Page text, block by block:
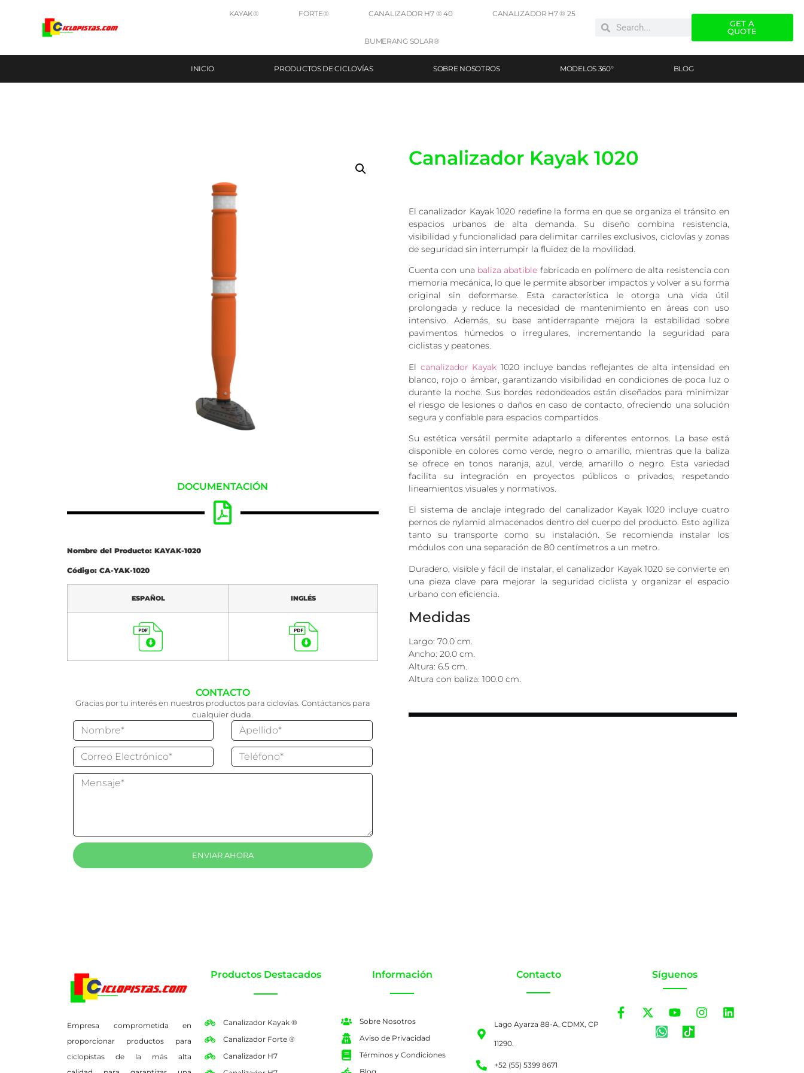
KAYAK® FORTE® CANALIZADOR H7 ® 40 CANALIZADOR H7 ® 25
BUMERANG SOLAR®
GET A
QUOTE
INICIO PRODUCTOS DE CICLOVÍAS SOBRE NOSOTROS MODELOS 360° BLOG
DOCUMENTACIÓN
Nombre del Producto: KAYAK-1020
Código: CA-YAK-1020
ESPAÑOL INGLÉS
CONTACTO
Gracias por tu interés en nuestros productos para ciclovías. Contáctanos para
cualquier duda.
ENVIAR AHORA
Canalizador Kayak 1020
El canalizador Kayak 1020 redefine la forma en que se organiza el tránsito en
espacios urbanos de alta demanda. Su diseño combina resistencia,
visibilidad y funcionalidad para delimitar carriles exclusivos, ciclovías y zonas
de seguridad sin interrumpir la fluidez de la movilidad.
Cuenta con una baliza abatible fabricada en polímero de alta resistencia con
memoria mecánica, lo que le permite absorber impactos y volver a su forma
original sin deformarse. Esta característica le otorga una vida útil
prolongada y reduce la necesidad de mantenimiento en áreas con uso
intensivo. Además, su base antiderrapante mejora la estabilidad sobre
pavimentos húmedos o irregulares, incrementando la seguridad para
ciclistas y peatones.
El canalizador Kayak 1020 incluye bandas reflejantes de alta intensidad en
blanco, rojo o ámbar, garantizando visibilidad en condiciones de poca luz o
durante la noche. Sus bordes redondeados están diseñados para minimizar
el riesgo de lesiones o daños en caso de contacto, ofreciendo una solución
segura y confiable para espacios compartidos.
Su estética versátil permite adaptarlo a diferentes entornos. La base está
disponible en colores como verde, negro o amarillo, mientras que la baliza
se ofrece en tonos naranja, azul, verde, amarillo o negro. Esta variedad
facilita su integración en proyectos públicos o privados, respetando
lineamientos visuales y normativos.
El sistema de anclaje integrado del canalizador Kayak 1020 incluye cuatro
pernos de nylamid almacenados dentro del cuerpo del producto. Esto agiliza
tanto su transporte como su instalación. Se recomienda instalar los
módulos con una separación de 80 centímetros a un metro.
Duradero, visible y fácil de instalar, el canalizador Kayak 1020 se convierte en
una pieza clave para mejorar la seguridad ciclista y organizar el espacio
urbano con eficiencia.
Medidas
Largo: 70.0 cm.
Ancho: 20.0 cm.
Altura: 6.5 cm.
Altura con baliza: 100.0 cm.
Empresa comprometida en
proporcionar productos para
ciclopistas de la más alta
Productos Destacados
Canalizador Kayak ®
Canalizador Forte ®
Canalizador H7
Información
Sobre Nosotros
Aviso de Privacidad
Términos y Condiciones
Contacto
Lago Ayarza 88-A, CDMX, CP
11290.
+52 (55) 5399 8671
Síguenos